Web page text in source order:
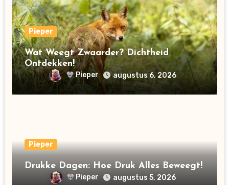
Pieper
Wat Weegt Zwaarder? Dichtheid
Ontdekken!
Pieper augustus 6, 2026
Pieper
Drukke Dagen: Hoe Druk Alles Beweegt!
Pieper augustus 5, 2026